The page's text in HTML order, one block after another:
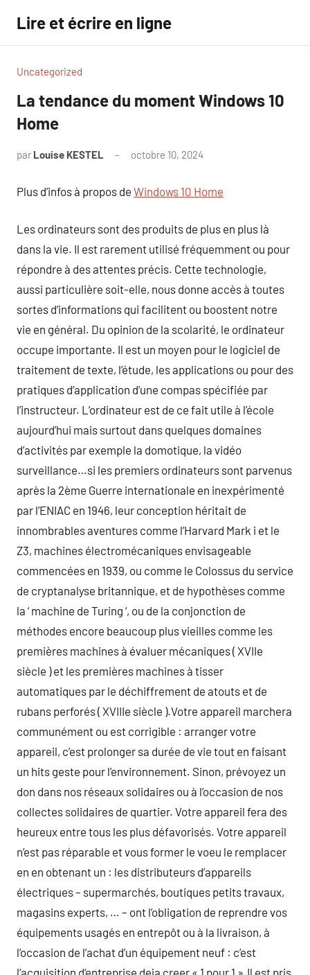
contenu
Lire et écrire en ligne
Uncategorized
La tendance du moment Windows 10
Home
par Louise KESTEL octobre 10, 2024
Plus d’infos à propos de Windows 10 Home
Les ordinateurs sont des produits de plus en plus là
dans la vie. Il est rarement utilisé fréquemment ou pour
répondre à des attentes précis. Cette technologie,
aussi particulière soit-elle, nous donne accès à toutes
sortes d’informations qui facilitent ou boostent notre
vie en général. Du opinion de la scolarité, le ordinateur
occupe importante. Il est un moyen pour le logiciel de
traitement de texte, l’étude, les applications ou pour des
pratiques d’application d’une compas spécifiée par
l’instructeur. L’ordinateur est de ce fait utile à l’école
aujourd’hui mais surtout dans quelques domaines
d’activités par exemple la domotique, la vidéo
surveillance…si les premiers ordinateurs sont parvenus
après la 2ème Guerre internationale en inexpérimenté
par l’ENIAC en 1946, leur conception héritait de
innombrables aventures comme l’Harvard Mark i et le
Z3, machines électromécaniques envisageable
commencées en 1939, ou comme le Colossus du service
de cryptanalyse britannique, et de hypothèses comme
la ‘ machine de Turing ‘, ou de la conjonction de
méthodes encore beaucoup plus vieilles comme les
premières machines à évaluer mécaniques ( XVIIe
siècle ) et les premières machines à tisser
automatiques par le déchiffrement de atouts et de
rubans perforés ( XVIIIe siècle ).Votre appareil marchera
communément ou est corrigible : arranger votre
appareil, c’est prolonger sa durée de vie tout en faisant
un hits geste pour l’environnement. Sinon, prévoyez un
don dans nos réseaux solidaires ou à l’occasion de nos
collectes solidaires de quartier. Votre appareil fera des
heureux entre tous les plus défavorisés. Votre appareil
n’est pas réparable et vous former le voeu le remplacer
en en obtenant un : les distributeurs d’appareils
électriques – supermarchés, boutiques petits travaux,
magasins experts, … – ont l’obligation de reprendre vos
équipements usagés en entrepôt ou à la livraison, à
l’occasion de l’achat d’un équipement neuf : c’est
l’acquisition d’entreprise deja creer « 1 pour 1 ».Il est pris